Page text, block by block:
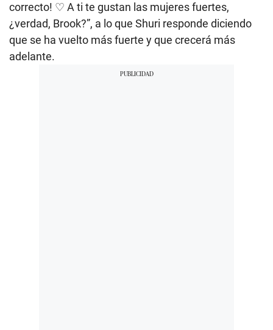
correcto! ♡ A ti te gustan las mujeres fuertes,
¿verdad, Brook?”, a lo que Shuri responde diciendo
que se ha vuelto más fuerte y que crecerá más
adelante.